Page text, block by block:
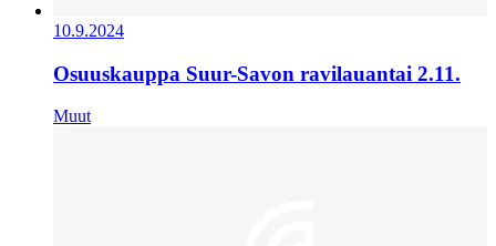
10.9.2024
Osuuskauppa Suur-Savon ravilauantai 2.11.
Muut